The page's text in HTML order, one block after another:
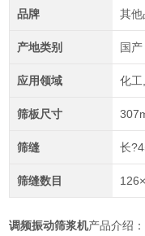
品牌 其他
产地类别 国产
应用领域 化工
筛板尺寸
筛缝 长
筛缝数目
调频振动筛浆机产品介绍：